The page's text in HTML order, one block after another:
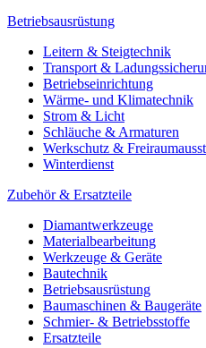
Betriebsausrüstung
Leitern & Steigtechnik
Transport &
Betriebseinrichtung
Wärme- und Klimatechnik
Strom & Licht
Schläuche & Armaturen
Werkschutz &
Winterdienst
Zubehör & Ersatzteile
Diamantwerkzeuge
Materialbearbeitung
Werkzeuge & Geräte
Bautechnik
Betriebsausrüstung
Baumaschinen & Baugeräte
Schmier- & Betriebsstoffe
Ersatzteile